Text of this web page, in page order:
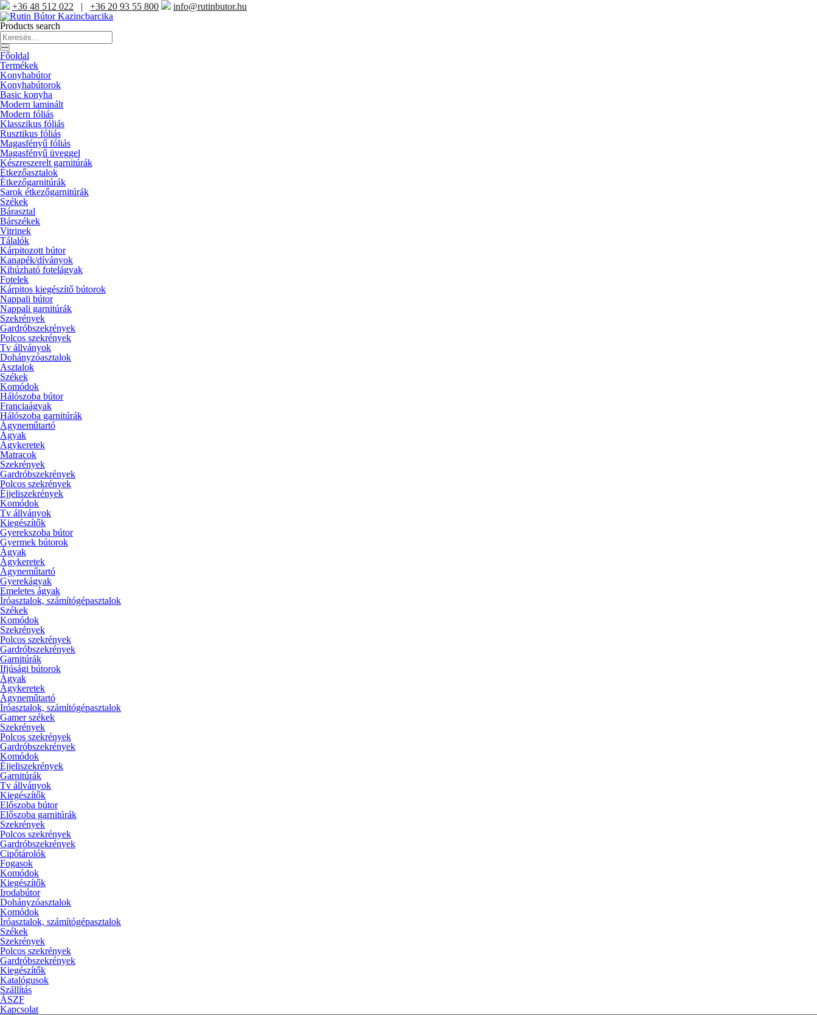
+36 48 512 022 | +36 20 93 55 800
info@rutinbutor.hu
Products search
Főoldal
Termékek
Konyhabútor
Konyhabútorok
Basic konyha
Modern laminált
Modern fóliás
Klasszikus fóliás
Rusztikus fóliás
Magasfényű fóliás
Magasfényű üveggel
Készreszerelt garnitúrák
Étkezőasztalok
Étkezőgarnitúrák
Sarok étkezőgarnitúrák
Székek
Bárasztal
Bárszékek
Vitrinek
Tálalók
Kárpitozott bútor
Kanapék/díványok
Kihúzható fotelágyak
Fotelek
Kárpitos kiegészítő bútorok
Nappali bútor
Nappali garnitúrák
Szekrények
Gardróbszekrények
Polcos szekrények
Tv állványok
Dohányzóasztalok
Asztalok
Székek
Komódok
Hálószoba bútor
Franciaágyak
Hálószoba garnitúrák
Ágyneműtartó
Ágyak
Ágykeretek
Matracok
Szekrények
Gardróbszekrények
Polcos szekrények
Éjjeliszekrények
Komódok
Tv állványok
Kiegészítők
Gyerekszoba bútor
Gyermek bútorok
Ágyak
Ágykeretek
Ágyneműtartó
Gyerekágyak
Emeletes ágyak
Íróasztalok, számítógépasztalok
Székek
Komódok
Szekrények
Polcos szekrények
Gardróbszekrények
Garnitúrák
Ifjúsági bútorok
Ágyak
Ágykeretek
Ágyneműtartó
Íróasztalok, számítógépasztalok
Gamer székek
Szekrények
Polcos szekrények
Gardróbszekrények
Komódok
Éjjeliszekrények
Garnitúrák
Tv állványok
Kiegészítők
Előszoba bútor
Előszoba garnitúrák
Szekrények
Polcos szekrények
Gardróbszekrények
Cipőtárolók
Fogasok
Komódok
Kiegészítők
Irodabútor
Dohányzóasztalok
Komódok
Íróasztalok, számítógépasztalok
Székek
Szekrények
Polcos szekrények
Gardróbszekrények
Kiegészítők
Katalógusok
Szállítás
ÁSZF
Kapcsolat